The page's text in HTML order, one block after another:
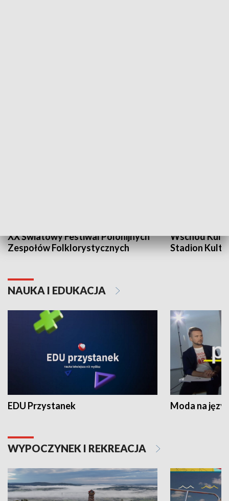
XX Światowy Festiwal Polonijnych
Zespołów Folklorystycznych
Wschód
Stadion
NAUKA I EDUKACJA
EDU Przystanek Moda na
WYPOCZYNEK I REKREACJA